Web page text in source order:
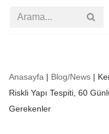
Anasayfa | Blog/News |
Riskli Yapı Tespiti, 60
Gerekenler